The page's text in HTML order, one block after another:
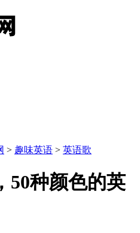
> 趣味英语 > 英语歌
50种颜色的英